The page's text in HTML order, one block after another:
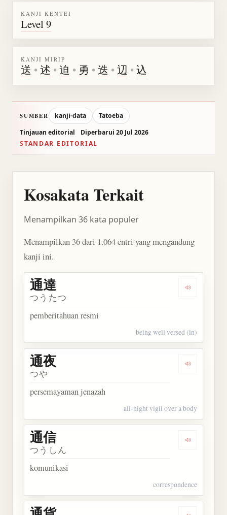
KANJI KENTEI
Level 9
KANJI MIRIP
送 •述 •迫 • 勇 •迭 •辺 •込
SUMBER kanji-data
Tatoeba
Tinjauan editorial
Diperbarui 20 Jul 2026
STANDAR EDITORIAL
Kosakata Terkait
Menampilkan 36 kata populer
Menampilkan 36 dari 1.064 entri yang mengandung
kanji ini.
Dengarkan
通達
つうたつ
pemberitahuan resmi
being well versed (in)
Dengarkan
通夜
つや
persemayaman jenazah
all-night vigil over a body
Dengarkan
通信
つうしん
komunikasi
correspondence